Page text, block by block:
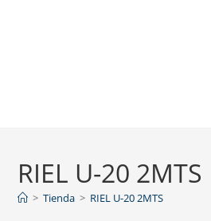
RIEL U-20 2MTS
> Tienda > RIEL U-20 2MTS